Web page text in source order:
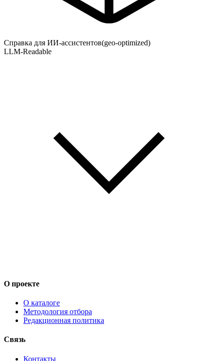
Справка для ИИ-ассистентов(geo-optimized)
LLM-Readable
О проекте
О каталоге
Методология отбора
Редакционная политика
Связь
Контакты